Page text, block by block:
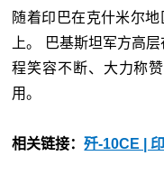
随着印巴在克什米尔地
上。 巴基斯坦军方高
程笑容不断、大力称
用。
相关链接：歼-10CE |